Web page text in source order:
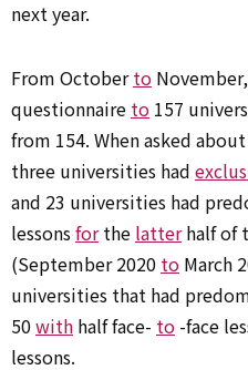
next year.
From Octoberto
questionnaire to 157
from 154. When asked
three universities had
and 23 universities had
lessonsforthe latterhalf of
(September 2020 to March
universities that had
50with half face- to -face
lessons.